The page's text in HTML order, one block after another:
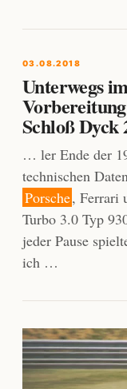
03.08.2018
Unterwegs
Schloß Dyck
… ler Ende der
technischen
Porsche, Ferrari
Turbo 3.0 Typ
jeder Pause
ich …